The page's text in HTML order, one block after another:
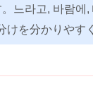
느라고, 바람
けを分かりやす